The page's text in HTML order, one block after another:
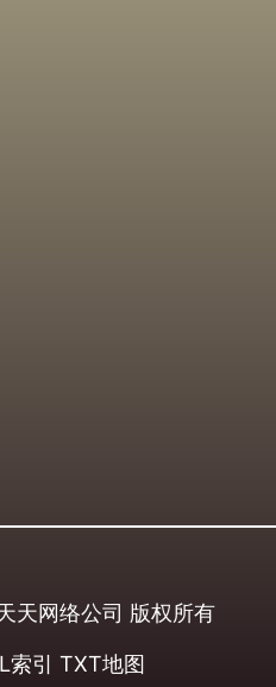
天网络公司 版权所有
引 TXT地图